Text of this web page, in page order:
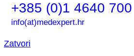
+385 (0)1 4640 700
info(at)medexpert.hr
Zatvori